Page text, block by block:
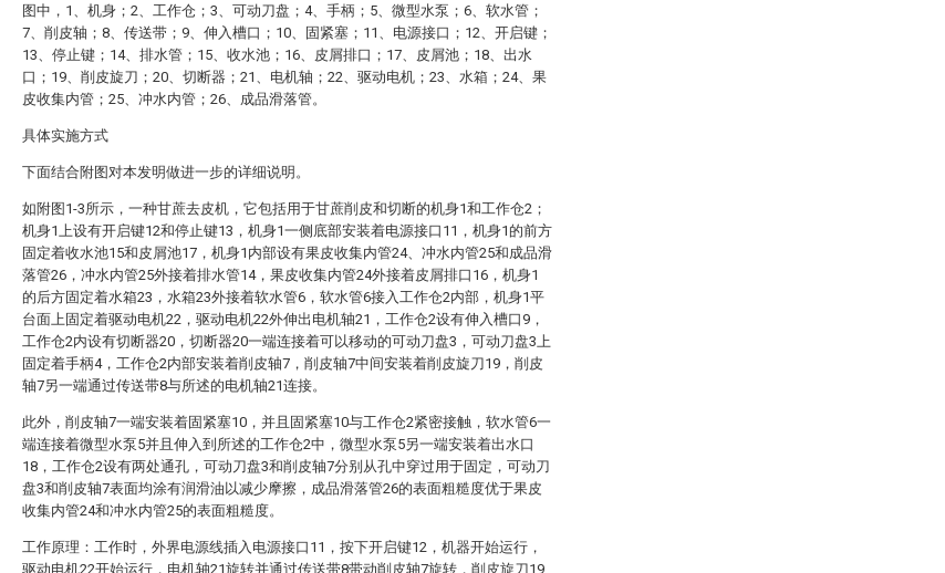
图中，1、机身；2、工作仓；3、可动刀盘；4、手柄；5、微型水泵；6、软水管；
7、削皮轴；8、传送带；9、伸入槽口；10、固紧塞；11、电源接口；12、开启键；
13、停止键；14、排水管；15、收水池；16、皮屑排口；17、皮屑池；18、出水
口；19、削皮旋刀；20、切断器；21、电机轴；22、驱动电机；23、水箱；24、果
皮收集内管；25、冲水内管；26、成品滑落管。
具体实施方式
下面结合附图对本发明做进一步的详细说明。
如附图1-3所示，一种甘蔗去皮机，它包括用于甘蔗削皮和切断的机身1和工作仓2；
机身1上设有开启键12和停止键13，机身1一侧底部安装着电源接口11，机身1的前方
固定着收水池15和皮屑池17，机身1内部设有果皮收集内管24、冲水内管25和成品滑
落管26，冲水内管25外接着排水管14，果皮收集内管24外接着皮屑排口16，机身1
的后方固定着水箱23，水箱23外接着软水管6，软水管6接入工作仓2内部，机身1平
台面上固定着驱动电机22，驱动电机22外伸出电机轴21，工作仓2设有伸入槽口9，
工作仓2内设有切断器20，切断器20一端连接着可以移动的可动刀盘3，可动刀盘3上
固定着手柄4，工作仓2内部安装着削皮轴7，削皮轴7中间安装着削皮旋刀19，削皮
轴7另一端通过传送带8与所述的电机轴21连接。
此外，削皮轴7一端安装着固紧塞10，并且固紧塞10与工作仓2紧密接触，软水管6一
端连接着微型水泵5并且伸入到所述的工作仓2中，微型水泵5另一端安装着出水口
18，工作仓2设有两处通孔，可动刀盘3和削皮轴7分别从孔中穿过用于固定，可动刀
盘3和削皮轴7表面均涂有润滑油以减少摩擦，成品滑落管26的表面粗糙度优于果皮
收集内管24和冲水内管25的表面粗糙度。
工作原理：工作时，外界电源线插入电源接口11，按下开启键12，机器开始运行，
驱动电机22开始运行，电机轴21旋转并通过传送带8带动削皮轴7旋转，削皮旋刀19